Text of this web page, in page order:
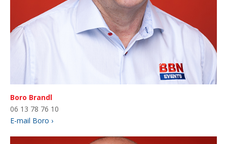
Boro Brandl
06 13 78 76 10
E-mail Boro ›